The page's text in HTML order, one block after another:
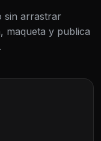
sin arrastrar
maqueta y publica